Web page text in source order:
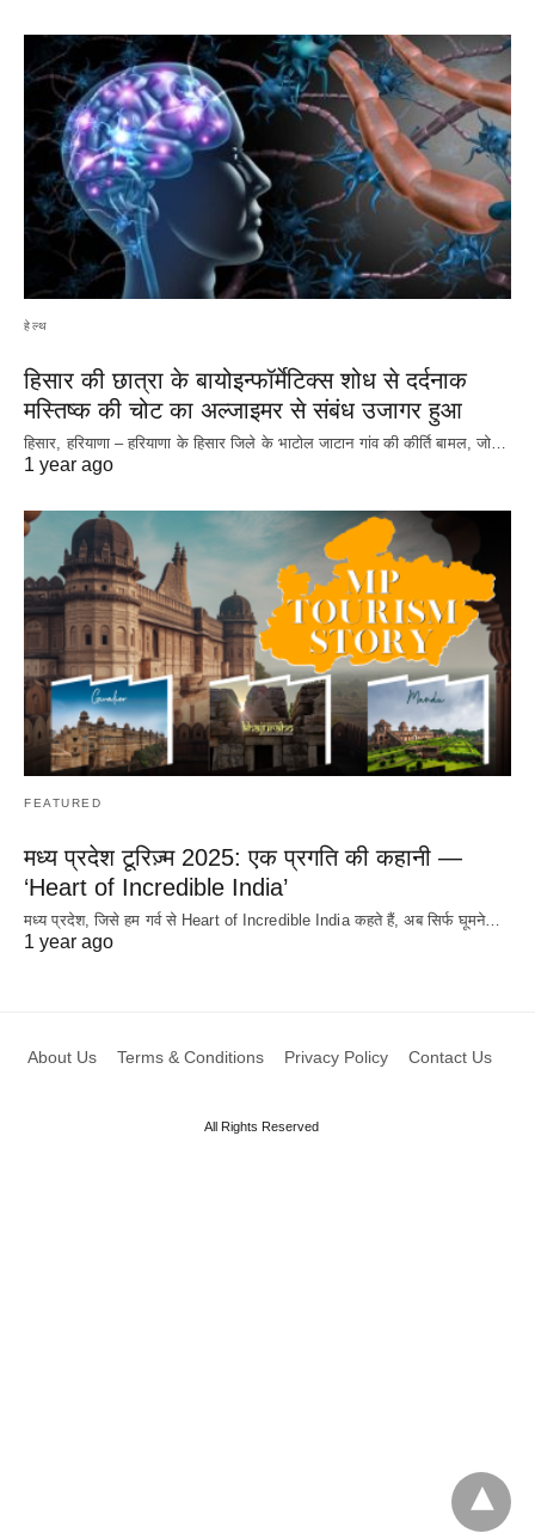
हेल्थ
हिसार की छात्रा के बायोइन्फॉर्मेटिक्स शोध से दर्दनाक
मस्तिष्क की चोट का अल्जाइमर से संबंध उजागर हुआ
हिसार, हरियाणा – हरियाणा के हिसार जिले के भाटोल जाटान गांव की कीर्ति बामल, जो…
1 year ago
FEATURED
मध्य प्रदेश टूरिज़्म 2025: एक प्रगति की कहानी —
‘Heart of Incredible India’
मध्य प्रदेश, जिसे हम गर्व से Heart of Incredible India कहते हैं, अब सिर्फ घूमने…
1 year ago
About Us Terms & Conditions Privacy Policy Contact Us
All Rights Reserved